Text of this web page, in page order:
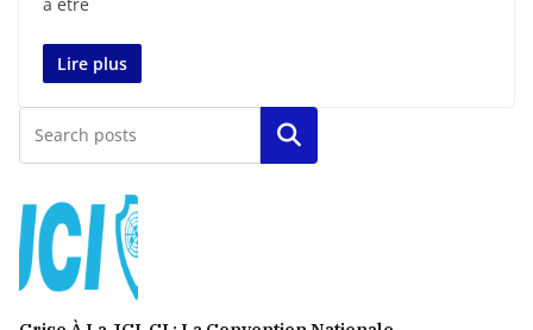
Lire plus
Rechercher